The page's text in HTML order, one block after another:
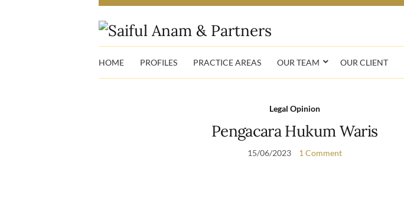
HOME PROFILES PRACTICE AREAS OUR TEAM OUR CLIENT
Legal Opinion
Pengacara Hukum Waris
15/06/2023 1 Comment